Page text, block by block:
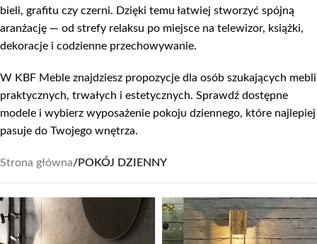
bieli, grafitu czy czerni. Dzięki temu łatwiej stworzyć spójną
aranżację — od strefy relaksu po miejsce na telewizor, książki,
dekoracje i codzienne przechowywanie.
W KBF Meble znajdziesz propozycje dla osób szukających mebli
praktycznych, trwałych i estetycznych. Sprawdź dostępne
modele i wybierz wyposażenie pokoju dziennego, które najlepiej
pasuje do Twojego wnętrza.
Strona główna/POKÓJ DZIENNY